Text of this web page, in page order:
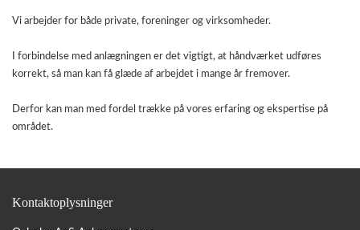
Vi arbejder for både private, foreninger og virksomheder.
I forbindelse med anlægningen er det vigtigt, at håndværket udføres
korrekt, så man kan få glæde af arbejdet i mange år fremover.
Derfor kan man med fordel trække på vores erfaring og ekspertise på
området.
Kontaktoplysninger